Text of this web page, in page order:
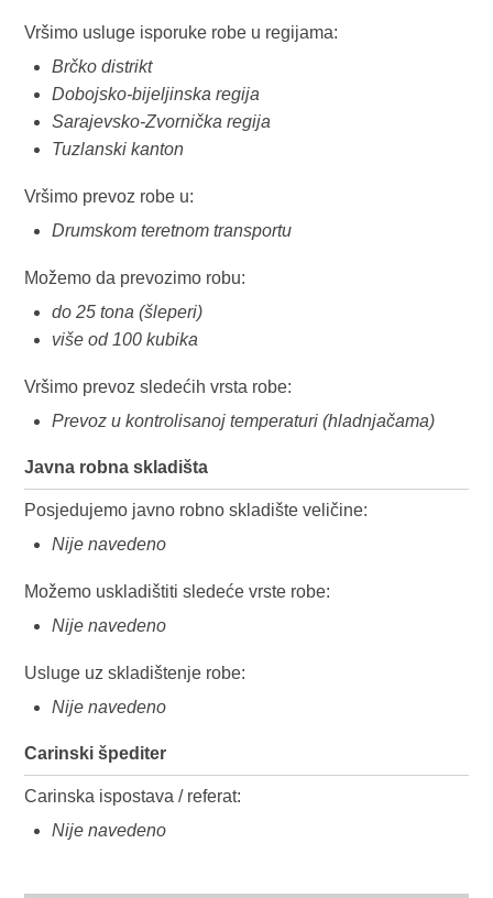
Vršimo usluge isporuke robe u regijama:
Brčko distrikt
Dobojsko-bijeljinska regija
Sarajevsko-Zvornička regija
Tuzlanski kanton
Vršimo prevoz robe u:
Drumskom teretnom transportu
Možemo da prevozimo robu:
do 25 tona (šleperi)
više od 100 kubika
Vršimo prevoz sledećih vrsta robe:
Prevoz u kontrolisanoj temperaturi (hladnjačama)
Javna robna skladišta
Posjedujemo javno robno skladište veličine:
Nije navedeno
Možemo uskladištiti sledeće vrste robe:
Nije navedeno
Usluge uz skladištenje robe:
Nije navedeno
Carinski špediter
Carinska ispostava / referat:
Nije navedeno